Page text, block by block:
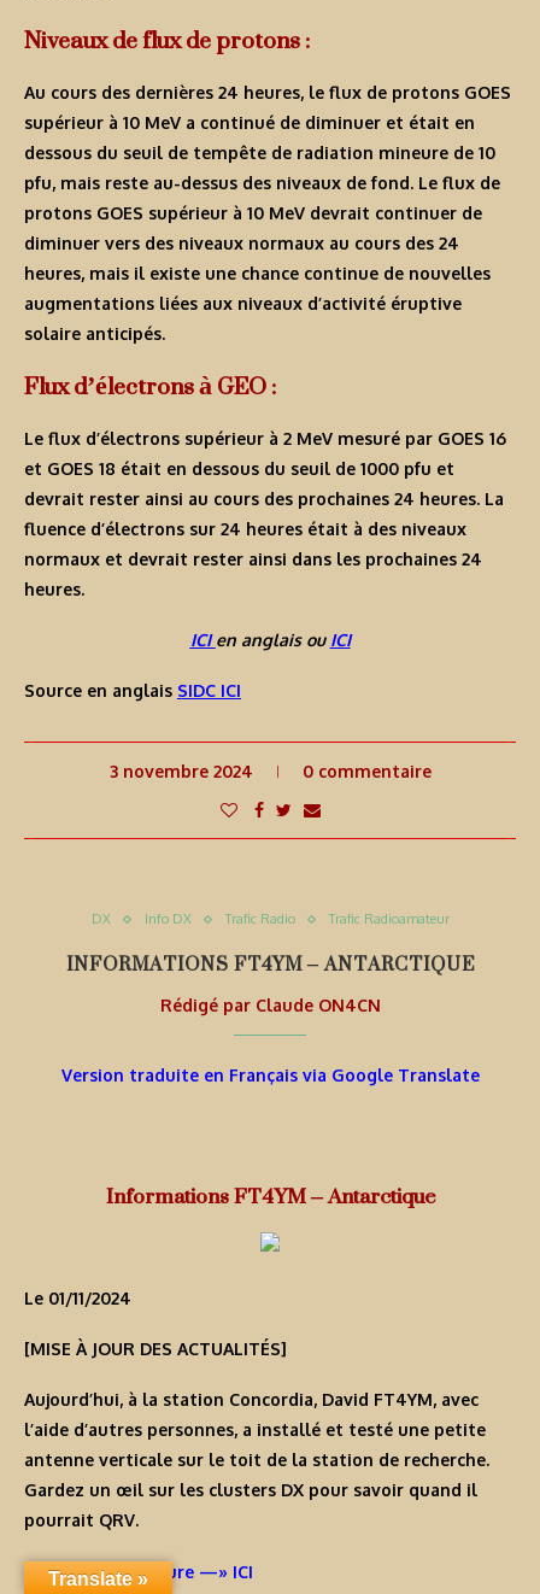
Niveaux de flux de protons :
Au cours des dernières 24 heures, le flux de protons GOES
supérieur à 10 MeV a continué de diminuer et était en
dessous du seuil de tempête de radiation mineure de 10
pfu, mais reste au-dessus des niveaux de fond. Le flux de
protons GOES supérieur à 10 MeV devrait continuer de
diminuer vers des niveaux normaux au cours des 24
heures, mais il existe une chance continue de nouvelles
augmentations liées aux niveaux d’activité éruptive
solaire anticipés.
Flux d’électrons à GEO :
Le flux d’électrons supérieur à 2 MeV mesuré par GOES 16
et GOES 18 était en dessous du seuil de 1000 pfu et
devrait rester ainsi au cours des prochaines 24 heures. La
fluence d’électrons sur 24 heures était à des niveaux
normaux et devrait rester ainsi dans les prochaines 24
heures.
ICIen anglais ou ICI
Source en anglais SIDC ICI
3 novembre 2024 0 commentaire
DX Info DX Trafic Radio Trafic Radioamateur
INFORMATIONS FT4YM – ANTARCTIQUE
Rédigé par Claude ON4CN
Version traduite en Français via Google Translate
Informations FT4YM – Antarctique
Le 01/11/2024
[MISE À JOUR DES ACTUALITÉS]
Aujourd’hui, à la station Concordia, David FT4YM, avec
l’aide d’autres personnes, a installé et testé une petite
antenne verticale sur le toit de la station de recherche.
Gardez un œil sur les clusters DX pour savoir quand il
pourrait QRV.
Continuer la lecture —» ICI
Translate »